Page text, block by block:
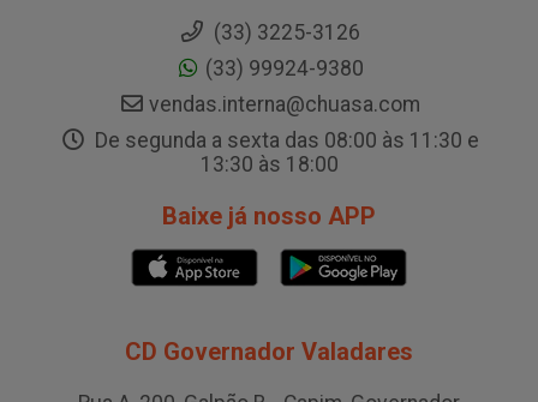
(33) 3225-3126
(33) 99924-9380
vendas.interna@chuasa.com
De segunda a sexta das 08:00 às 11:30 e
13:30 às 18:00
Baixe já nosso APP
CD Governador Valadares